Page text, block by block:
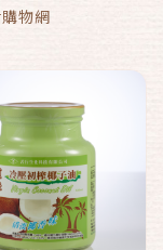
物網